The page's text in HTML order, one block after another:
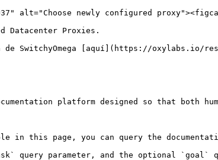
alt="Choose newly configured
Datacenter Proxies.
SwitchyOmega [aquí](https://oxylabs.io/
platform designed so that both
this page, you can query the
query parameter, and the optional `goal`